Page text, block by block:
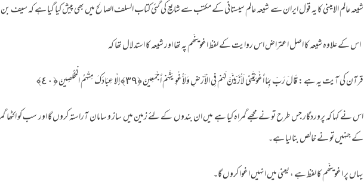
شیعہ عالم الامینی کا یہ قول ایران سے شیعہ عالم سیستانی کے مکتب سے شایع کی گئی کتاب السلف الصالح میں بھی پیش کیا گیا ہے کہ
اس کے علاوہ شیعہ کا اصل اعتراض اس روایت کے لفظ اغوینّھم پہ تھا اور شیعہ کا استدلال تھا کہ
قرآن کی آیت یہ ہے : قَالَ رَبِّ بِمَا أَغْوَيْتَنِي لَأُزَيِّنَنَّ لَهُمْ فِي الْأَرْضِ وَلَأُغْوِيَنَّهُمْ أَجْمَعِينَ ﴿٣٩﴾ إِلَّا عِبَادَكَ مِنْهُمُ الْمُخْلَصِينَ ﴿٤٠﴾
اس نے کہا کہ پروردگار جس طرح تو نے مجھے گمراہ کیا ہے میں ان بندوں کے لئے زمین میں ساز و سامان آراستہ کروں گا اور سب کو
کے جنہیں تو نے خالص بنا لیا ہے۔
یہاں پر اغوینّھم کا لفظ ہے ، یعنی میں انہیں اغوا کروں گا۔